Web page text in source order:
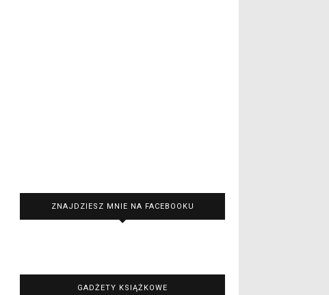
ZNAJDZIESZ MNIE NA FACEBOOKU
GADŻETY KSIĄŻKOWE